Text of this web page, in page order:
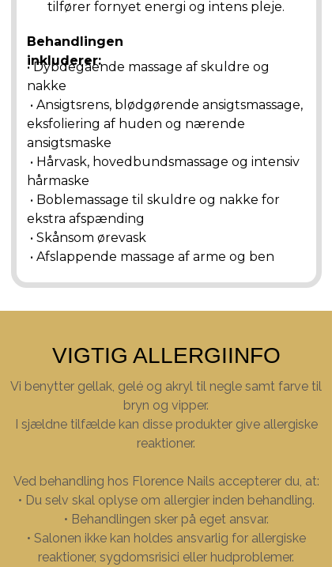
tilfører fornyet energi og intens pleje.
Behandlingen
inkluderer:
• Dybdegående massage af skuldre og
nakke
• Ansigtsrens, blødgørende ansigtsmassage,
eksfoliering af huden og nærende
ansigtsmaske
• Hårvask, hovedbundsmassage og intensiv
hårmaske
• Boblemassage til skuldre og nakke for
ekstra afspænding
• Skånsom ørevask
• Afslappende massage af arme og ben
VIGTIG ALLERGIINFO
Vi benytter gellak, gelé og akryl til negle samt farve til
bryn og vipper.
I sjældne tilfælde kan disse produkter give allergiske
reaktioner.
Ved behandling hos Florence Nails accepterer du, at:
• Du selv skal oplyse om allergier inden behandling.
• Behandlingen sker på eget ansvar.
• Salonen ikke kan holdes ansvarlig for allergiske
reaktioner, sygdomsrisici eller hudproblemer.